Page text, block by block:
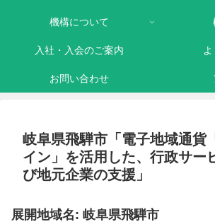
機構について
入社・入会のご案内
お問い合わせ
岐阜県飛騨市「電子地域通貨
イン」を活用した、行政サー
び地元企業の支援」
展開地域名: 岐阜県飛騨市